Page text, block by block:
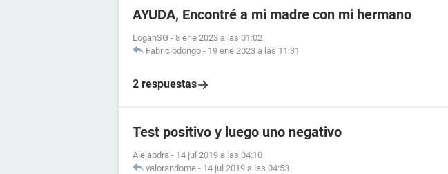
AYUDA, Encontré a mi madre con mi hermano
LoganSG - 8 ene 2023 a las 01:02
Fabriciodongo - 19 ene 2023 a las 11:31
2 respuestas
Test positivo y luego uno negativo
Alejabdra - 14 jul 2019 a las 04:10
valorandome - 14 jul 2019 a las 04:53